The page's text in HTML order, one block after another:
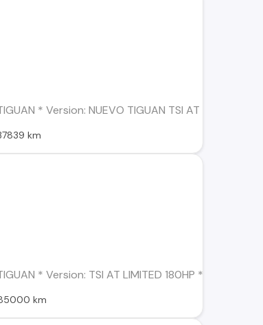
* Version: NUEVO TIGUAN TSI AT
km
* Version: TSI AT LIMITED 180HP * Año:
km